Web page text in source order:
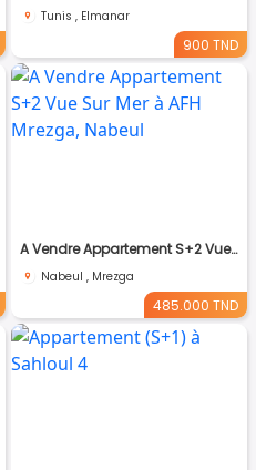
Tunis , Elmanar
900 TND
A Vendre Appartement S+2 Vue Sur Mer à AFH Mrezga, Nabeul
Nabeul , Mrezga
485.000 TND